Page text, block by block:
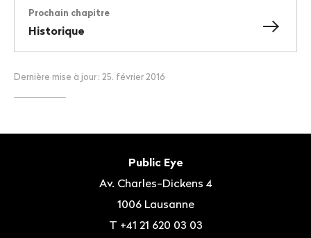
Prochain chapitre
Historique
Dernière mise à jour: 25. février 2016
Public Eye
Av. Charles-Dickens 4
1006 Lausanne
T +41 21 620 03 03